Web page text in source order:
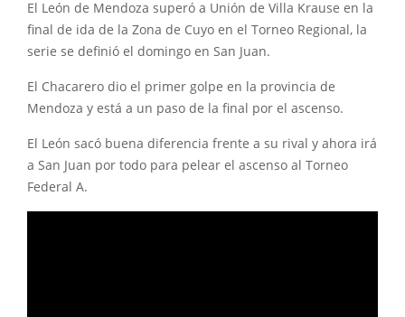
El León de Mendoza superó a Unión de Villa Krause en la
final de ida de la Zona de Cuyo en el Torneo Regional, la
serie se definió el domingo en San Juan.
El Chacarero dio el primer golpe en la provincia de
Mendoza y está a un paso de la final por el ascenso.
El León sacó buena diferencia frente a su rival y ahora irá
a San Juan por todo para pelear el ascenso al Torneo
Federal A.